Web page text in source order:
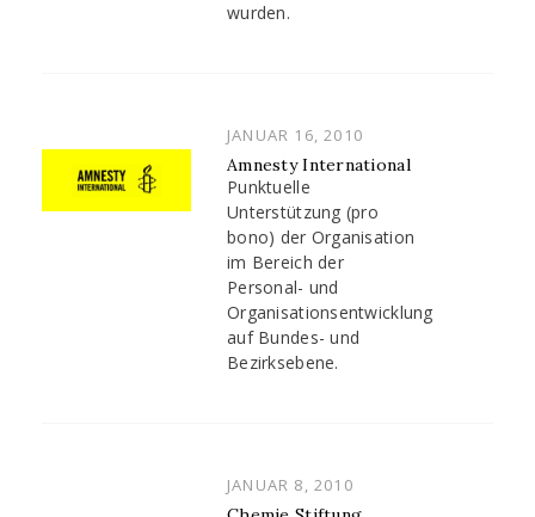
wurden.
POSTED
ON
JANUAR 16, 2010
Amnesty International
Punktuelle
Unterstützung (pro
bono) der Organisation
im Bereich der
Personal- und
Organisationsentwicklung
auf Bundes- und
Bezirksebene.
POSTED
ON
JANUAR 8, 2010